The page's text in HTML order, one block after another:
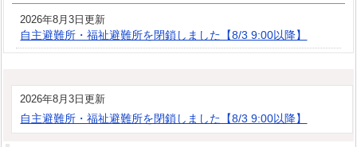
2026年8月3日更新
自主避難所・福祉避難所を閉鎖しました【8/3 9:00以降】
2026年8月3日更新
自主避難所・福祉避難所を閉鎖しました【8/3 9:00以降】